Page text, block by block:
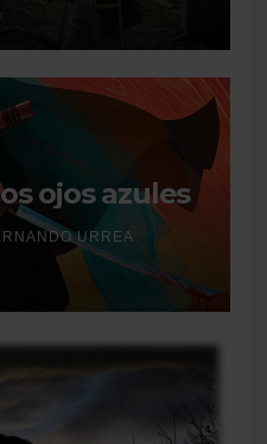
ojos azules
URREA